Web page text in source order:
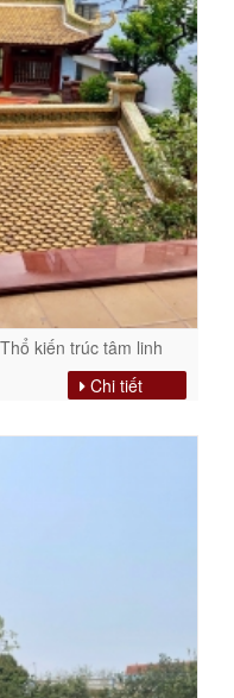
kiến trúc tâm linh
Chi tiết